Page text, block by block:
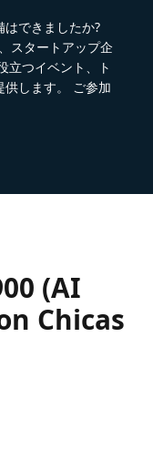
できましたか?
スタートアップ企
立つイベント、ト
供します。 ご参加
(AI
Chicas